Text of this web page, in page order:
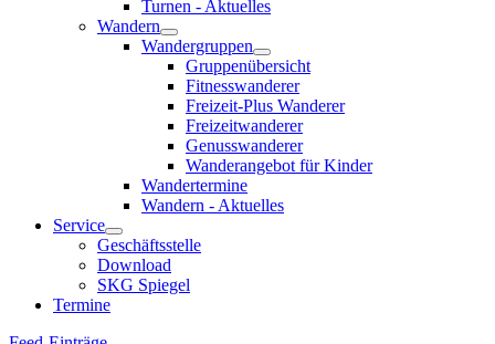
Turnen - Aktuelles
Wandern
Wandergruppen
Gruppenübersicht
Fitnesswanderer
Freizeit-Plus Wanderer
Freizeitwanderer
Genusswanderer
Wanderangebot für Kinder
Wandertermine
Wandern - Aktuelles
Service
Geschäftsstelle
Download
SKG Spiegel
Termine